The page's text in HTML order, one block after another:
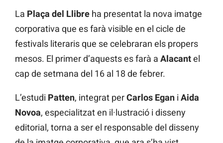
La Plaça del Llibre ha presentat la nova imatge
corporativa que es farà visible en el cicle de
festivals literaris que se celebraran els propers
mesos. El primer d’aquests es farà a Alacantel
cap de setmana del 16 al 18 de febrer.
L’estudi Patten, integrat perCarlos Egan i Aida
Novoa, especialitzat en il·lustració i disseny
editorial, torna a ser el responsable del disseny